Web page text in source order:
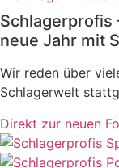
Schlagerprofis
neue Jahr mit
Wir reden über
Schlagerwelt
Direkt zur neuen